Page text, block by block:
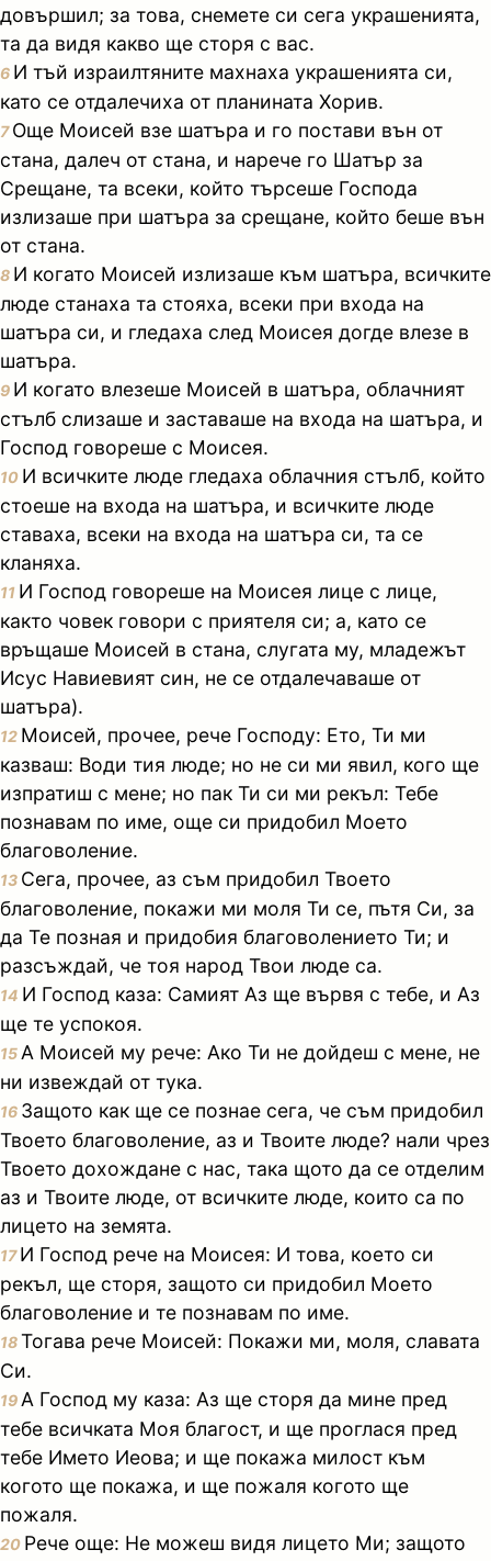
довършил; за това, снемете си сега украшенията,
та да видя какво ще сторя с вас.
6 И тъй израилтяните махнаха украшенията си,
като се отдалечиха от планината Хорив.
7Още Моисей взе шатъра и го постави вън от
стана, далеч от стана, и нарече го Шатър за
Срещане, та всеки, който търсеше Господа
излизаше при шатъра за срещане, който беше вън
от стана.
8 И когато Моисей излизаше към шатъра, всичките
люде станаха та стояха, всеки при входа на
шатъра си, и гледаха след Моисея догде влезе в
шатъра.
9 И когато влезеше Моисей в шатъра, облачният
стълб слизаше и заставаше на входа на шатъра, и
Господ говореше с Моисея.
10 И всичките люде гледаха облачния стълб, който
стоеше на входа на шатъра, и всичките люде
ставаха, всеки на входа на шатъра си, та се
кланяха.
11 И Господ говореше на Моисея лице с лице,
както човек говори с приятеля си; а, като се
връщаше Моисей в стана, слугата му, младежът
Исус Навиевият син, не се отдалечаваше от
шатъра).
12 Моисей, прочее, рече Господу: Ето, Ти ми
казваш: Води тия люде; но не си ми явил, кого ще
изпратиш с мене; но пак Ти си ми рекъл: Тебе
познавам по име, още си придобил Моето
благоволение.
13 Сега, прочее, аз съм придобил Твоето
благоволение, покажи ми моля Ти се, пътя Си, за
да Те позная и придобия благоволението Ти; и
разсъждай, че тоя народ Твои люде са.
14 И Господ каза: Самият Аз ще вървя с тебе, и Аз
ще те успокоя.
15 А Моисей му рече: Ако Ти не дойдеш с мене, не
ни извеждай от тука.
16 Защото как ще се познае сега, че съм придобил
Твоето благоволение, аз и Твоите люде? нали чрез
Твоето дохождане с нас, така щото да се отделим
аз и Твоите люде, от всичките люде, които са по
лицето на земята.
17И Господ рече на Моисея: И това, което си
рекъл, ще сторя, защото си придобил Моето
благоволение и те познавам по име.
18Тогава рече Моисей: Покажи ми, моля, славата
Си.
19 А Господ му каза: Аз ще сторя да мине пред
тебе всичката Моя благост, и ще проглася пред
тебе Името Иеова; и ще покажа милост към
когото ще покажа, и ще пожаля когото ще
пожаля.
20 Рече още: Не можеш видя лицето Ми; защото